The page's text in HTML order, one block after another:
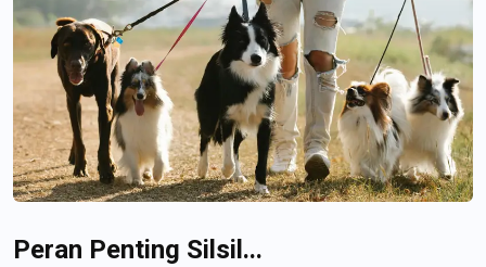
Peran Penting Silsil...